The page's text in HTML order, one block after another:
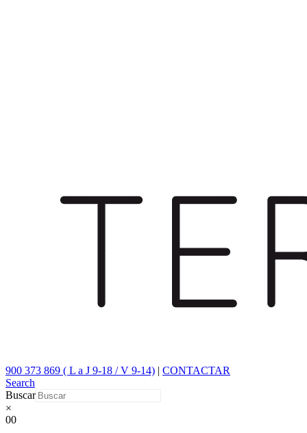
900 373 869 ( L a J 9-18 / V 9-14) | CONTACTAR
Search
Buscar
×
00